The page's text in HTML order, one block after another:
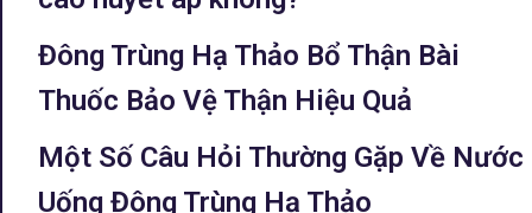
Đông Trùng Hạ Thảo Bổ Thận Bài
Thuốc Bảo Vệ Thận Hiệu Quả
Một Số Câu Hỏi Thường Gặp Về Nước
Uống Đông Trùng Hạ Thảo